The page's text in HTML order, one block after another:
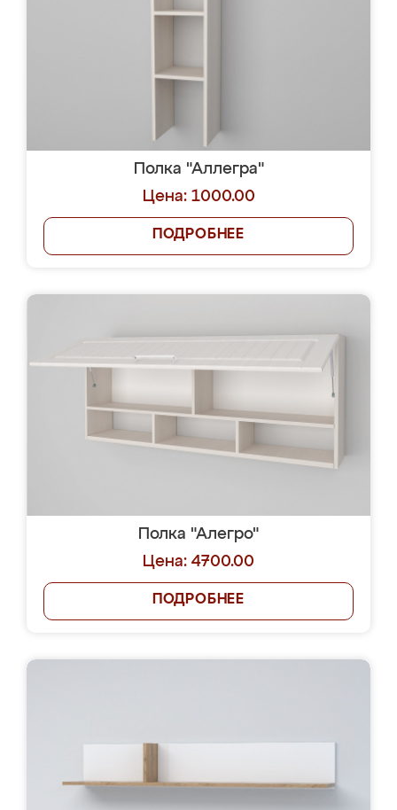
Полка "Аллегра"
Цена: 1000.00
ПОДРОБНЕЕ
Полка "Алегро"
Цена: 4700.00
ПОДРОБНЕЕ